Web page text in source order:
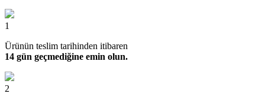
1
Ürünün teslim tarihinden itibaren
14 gün geçmediğine emin olun.
2